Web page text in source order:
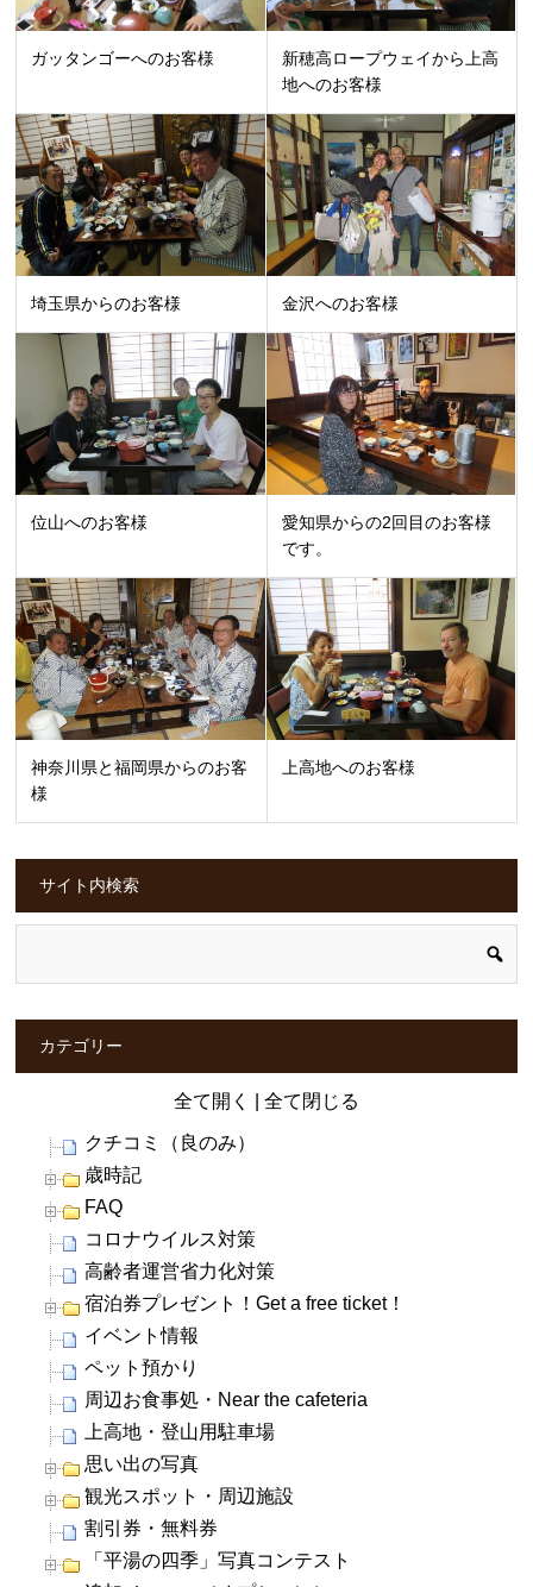
ガッタンゴーへのお客様
新穂高ロープウェイから上高
地へのお客様
埼玉県からのお客様 金沢へのお客様
位山へのお客様
愛知県からの2回目のお客様
です。
神奈川県と福岡県からのお客
様
上高地へのお客様
サイト内検索
カテゴリー
全て開く 全て閉じる
クチコミ（良のみ）
歳時記
FAQ
コロナウイルス対策
高齢者運営省力化対策
宿泊券プレゼント！Get a free ticket！
イベント情報
ペット預かり
周辺お食事処・Near the cafeteria
上高地・登山用駐車場
思い出の写真
観光スポット・周辺施設
割引券・無料券
「平湯の四季」写真コンテスト